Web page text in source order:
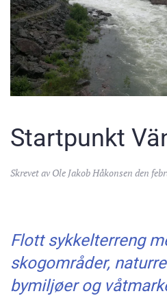
Startpunkt
Skrevet avOle Jakob Håkonsen den
Flott sykkelterreng
skogområder,
bymiljøer og